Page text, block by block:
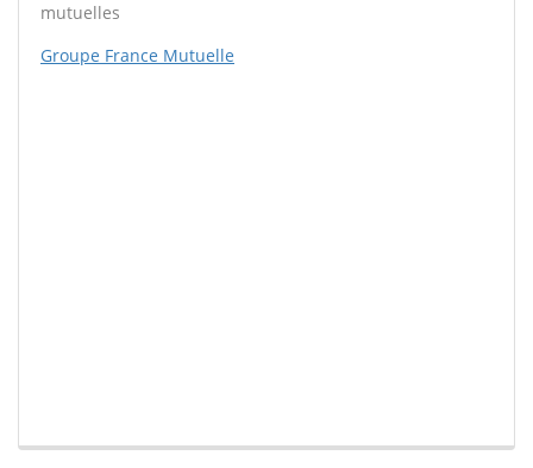
mutuelles
Groupe France Mutuelle